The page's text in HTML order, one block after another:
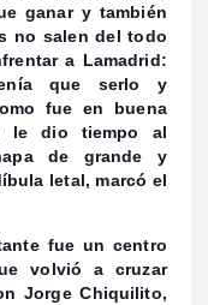
ganar y también
no salen del todo
a Lamadrid:
que serlo y
fue en buena
le dio tiempo al
de grande y
letal, marcó el
fue un centro
volvió a cruzar
Jorge Chiquilito,